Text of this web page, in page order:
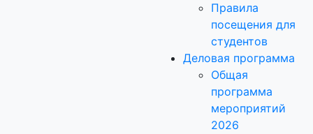
Правила
посещения для
студентов
Деловая программа
Общая
программа
мероприятий
2026